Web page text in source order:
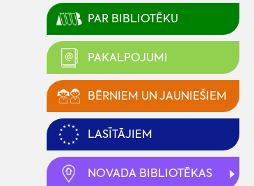
PAR BIBLIOTĒKU
PAKALPOJUMI
BĒRNIEM UN JAUNIEŠIEM
LASĪTĀJIEM
NOVADA BIBLIOTĒKAS